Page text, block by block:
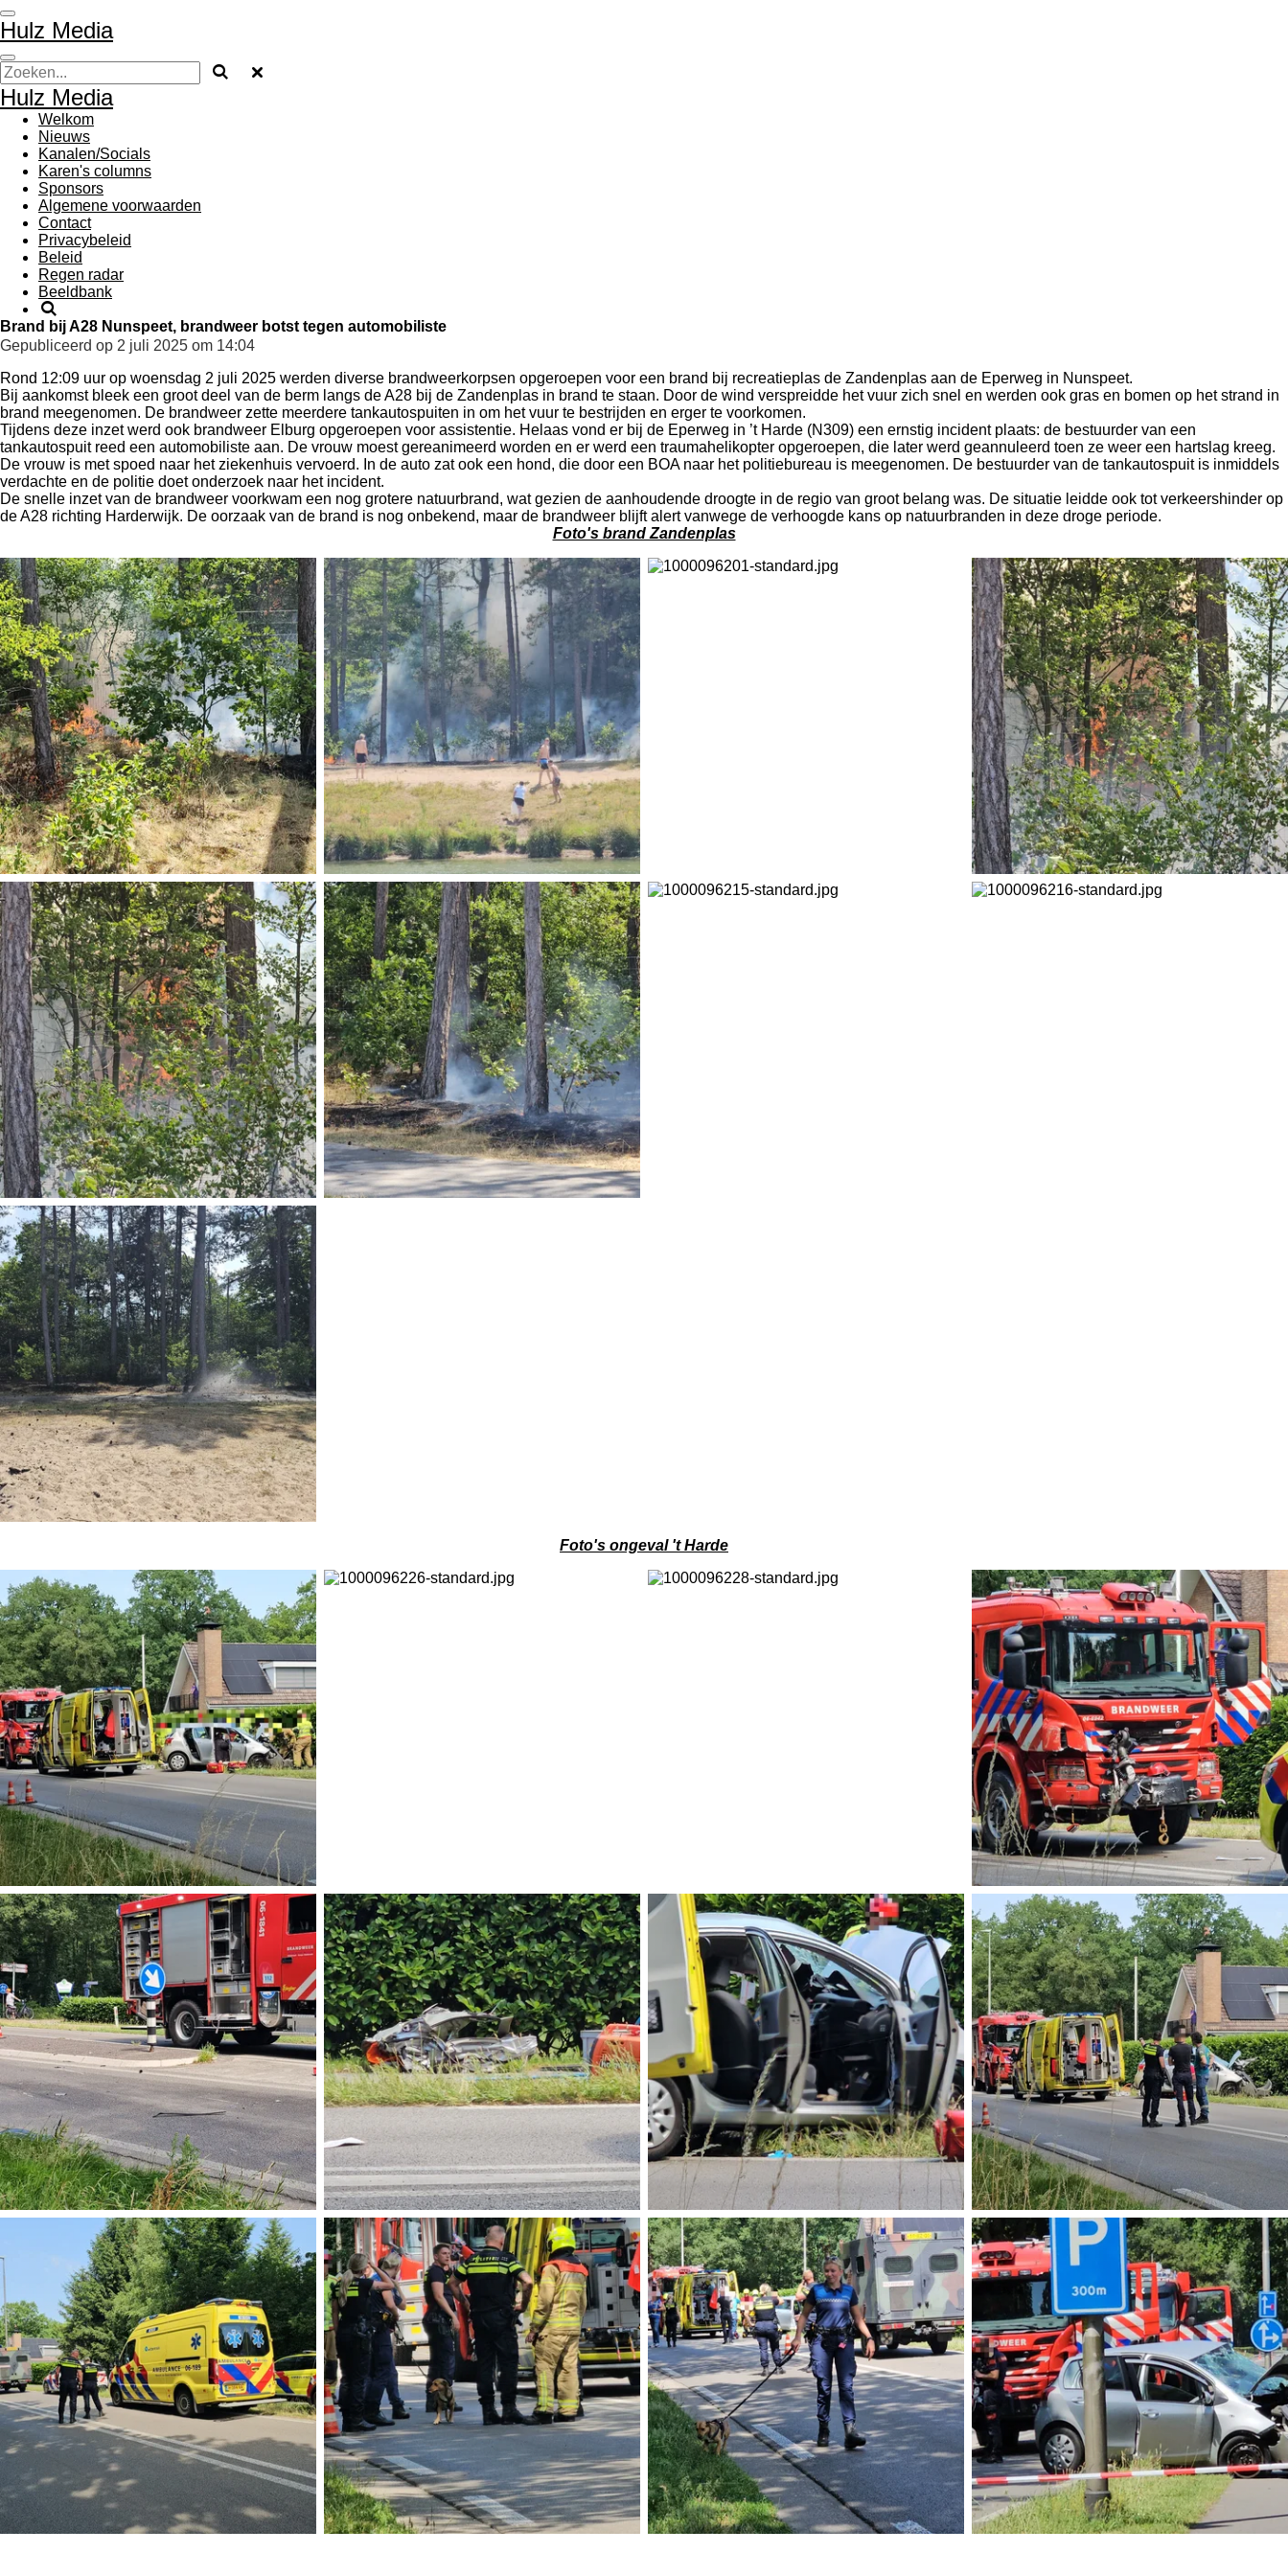
Ga
direct
naar
de
hoofdinhoud
Hulz Media
Hulz Media
Welkom
Nieuws
Kanalen/Socials
Karen's columns
Sponsors
Algemene voorwaarden
Contact
Privacybeleid
Beleid
Regen radar
Beeldbank
Brand bij A28 Nunspeet, brandweer botst tegen automobiliste
Gepubliceerd op 2 juli 2025 om 14:04
Rond 12:09 uur op woensdag 2 juli 2025 werden diverse brandweerkorpsen opgeroepen voor een brand bij recreatieplas de Zandenplas aan de Eperweg in Nunspeet.
Bij aankomst bleek een groot deel van de berm langs de A28 bij de Zandenplas in brand te staan. Door de wind verspreidde het vuur zich snel en werden ook gras en bomen op het strand in
brand meegenomen. De brandweer zette meerdere tankautospuiten in om het vuur te bestrijden en erger te voorkomen.
Tijdens deze inzet werd ook brandweer Elburg opgeroepen voor assistentie. Helaas vond er bij de Eperweg in ’t Harde (N309) een ernstig incident plaats: de bestuurder van een
tankautospuit reed een automobiliste aan. De vrouw moest gereanimeerd worden en er werd een traumahelikopter opgeroepen, die later werd geannuleerd toen ze weer een hartslag kreeg.
De vrouw is met spoed naar het ziekenhuis vervoerd. In de auto zat ook een hond, die door een BOA naar het politiebureau is meegenomen. De bestuurder van de tankautospuit is inmiddels
verdachte en de politie doet onderzoek naar het incident.
De snelle inzet van de brandweer voorkwam een nog grotere natuurbrand, wat gezien de aanhoudende droogte in de regio van groot belang was. De situatie leidde ook tot verkeershinder op
de A28 richting Harderwijk. De oorzaak van de brand is nog onbekend, maar de brandweer blijft alert vanwege de verhoogde kans op natuurbranden in deze droge periode.
Foto's brand Zandenplas
Foto's ongeval 't Harde